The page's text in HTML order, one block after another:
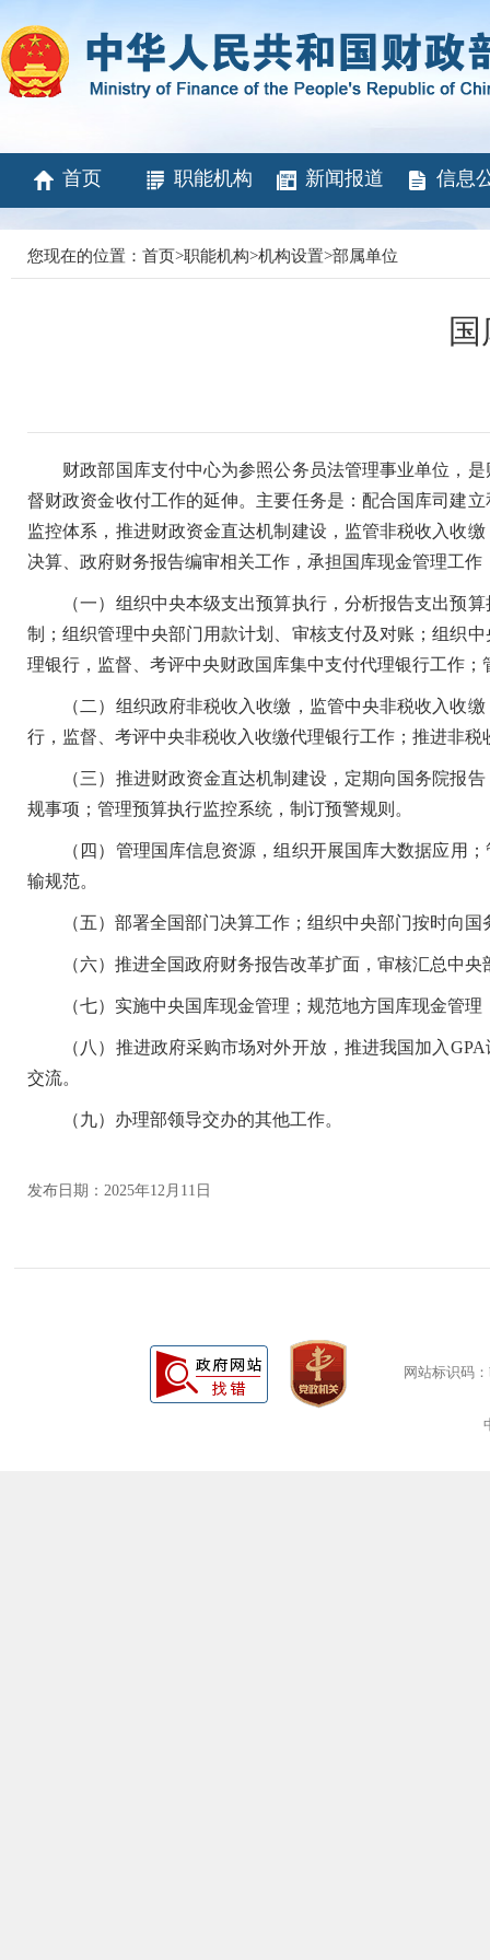
首页 职能机构 新闻报道 信息
您现在的位置： 首页>职能机构>机构设置>部属单位
财政部国库支付中心为参照公务员法管理事业单位，是
督财政资金收付工作的延伸。主要任务是：配合国库司建
监控体系，推进财政资金直达机制建设，监管非税收入收
决算、政府财务报告编审相关工作 ， 承担国库现金管理工
（一）组织中央本级支出预算执行，分析报告支出预算
制；组织管理中央部门用款计划、审核支付及对账；组织
理银行，监督、考评中央财政国库集中支付代理银行工作
（二）组织政府非税收入收缴，监管中央非税收入收缴
行，监督、考评中央非税收入收缴代理银行工作；推进非税
（三）推进财政资金直达机制建设，定期向国务院报告
规事项；管理预算执行监控系统，制订预警规则。
（四）管理国库信息资源 ，组织开展国库大数据应用
输规范。
（五）部署全国部门决算工作；组织中央部门按时向国
（六）推进全国政府财务报告改革扩面，审核汇总中央
（七）实施中央国库现金管理；规范地方国库现金管理
（八）推进政府采购市场对外开放，推进我国加入
交流。
（九）办理部领导交办的其他工作。
发布日期：2025年12月11日
网站标识码